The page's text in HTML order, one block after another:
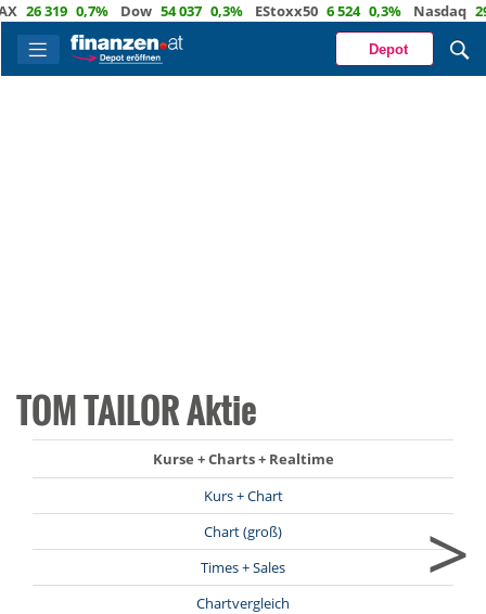
319 0,7% Dow 54 037 0,3% EStoxx50 6 524 0,3% Nasdaq 29 722
Depot
TOM TAILOR Aktie
Kurse + Charts + Realtime
Kurs + Chart
Chart (groß)
Times + Sales
Chartvergleich
>